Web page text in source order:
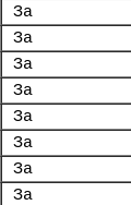
За
За
За
За
За
За
За
За